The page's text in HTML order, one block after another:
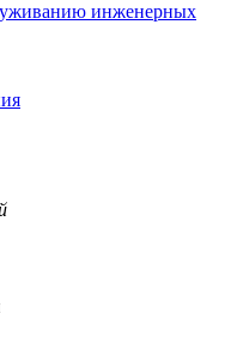
инженерных